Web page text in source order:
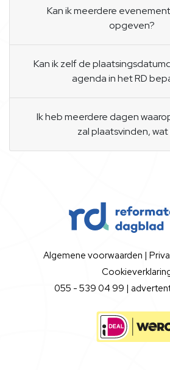
Kan ik meerdere
opgeven?
Kan ik zelf de
agenda in het RD
Ik heb meerdere dagen
zal plaatsvinden, wat
Algemene voorwaarden |
055 - 539 04 99 |